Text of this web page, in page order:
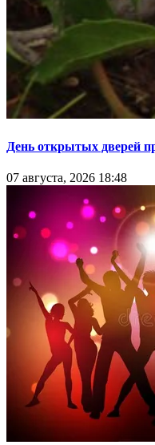
День открытых дверей
07 августа, 2026 18:48